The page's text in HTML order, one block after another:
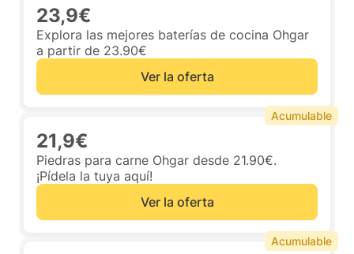
23,9€
Explora las mejores baterías de cocina Ohgar
a partir de 23.90€
Ver la oferta
21,9€
Piedras para carne Ohgar desde 21.90€.
¡Pídela la tuya aquí!
Ver la oferta
Acumulable
Acumulable